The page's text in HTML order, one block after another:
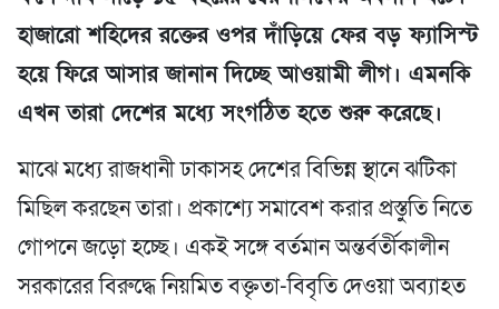
হাজারো শহিদের রক্তের ওপর দাঁড়িয়ে ফের বড় ফ্যাসিস্ট
হয়ে ফিরে আসার জানান দিচ্ছে আওয়ামী লীগ। এমনকি
এখন তারা দেশের মধ্যে সংগঠিত হতে শুরু করেছে।
মাঝে মধ্যে রাজধানী ঢাকাসহ দেশের বিভিন্ন স্থানে ঝটিকা
মিছিল করছেন তারা। প্রকাশ্যে সমাবেশ করার প্রস্তুতি নিতে
গোপনে জড়ো হচ্ছে। একই সঙ্গে বর্তমান অন্তর্বর্তীকালীন
সরকারের বিরুদ্ধে নিয়মিত বক্তৃতা-বিবৃতি দেওয়া অব্যাহত